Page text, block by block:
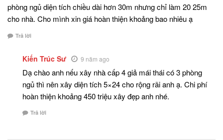
phòng ngủ diện tích chiều dài hơn 30m nhưng chỉ làm 20 25m
cho nhà. Cho mình xin giá hoàn thiện khoảng bao nhiêu ạ
Trả lời
Kiến Trúc Sư 9 năm ago
Dạ chào anh nếu xây nhà cấp 4 giả mái thái có 3 phòng
ngủ thì nên xây diện tích 5×24 cho rộng rãi anh ạ. Chi phí
hoàn thiện khoảng 450 triệu xây đẹp anh nhé.
Trả lời